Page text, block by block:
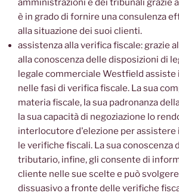
amministrazioni e dei tribunali grazie
è in grado di fornire una consulenza
alla situazione dei suoi clienti.
assistenza alla verifica fiscale: grazie
alla conoscenza delle disposizioni di
legale commerciale Westfield assiste
nelle fasi di verifica fiscale. La sua
materia fiscale, la sua padronanza
la sua capacità di negoziazione lo
interlocutore d'elezione per assistere
le verifiche fiscali. La sua conoscenza
tributario, infine, gli consente di
cliente nelle sue scelte e può
dissuasivo a fronte delle verifiche